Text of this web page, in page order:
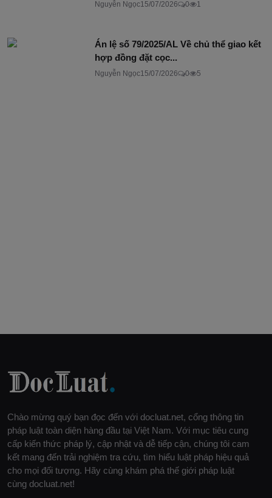
Nguyễn Ngọc15/07/2026 0 1
Án lệ số 79/2025/AL Về chủ thể giao kết
hợp đồng đặt cọc...
Nguyễn Ngọc15/07/2026 0 5
Chào mừng quý bạn đọc đến với docluat.net, cổng thông tin
pháp luật toàn diện hàng đầu tại Việt Nam. Với mục tiêu cung
cấp kiến thức pháp lý, cập nhật và dễ tiếp cận, chúng tôi cam
kết mang đến trải nghiệm tra cứu, tìm hiểu luật pháp hiệu quả
cho mọi đối tượng. Hãy cùng khám phá thế giới pháp luật
cùng docluat.net!